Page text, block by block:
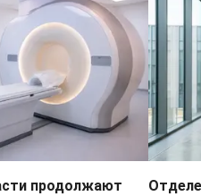
продолжают